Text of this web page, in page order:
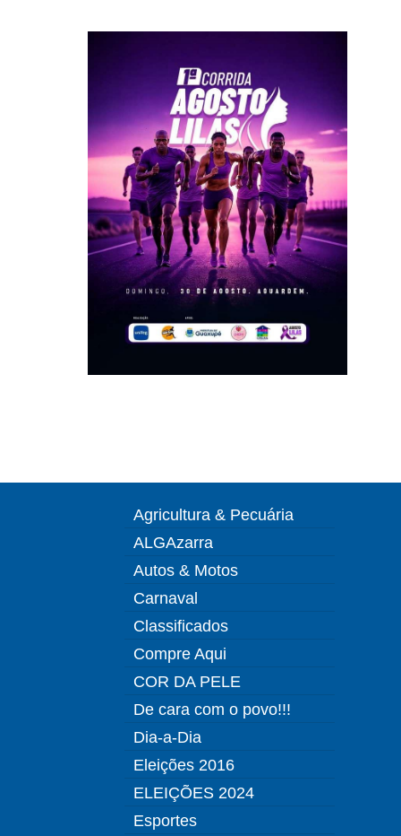
Agricultura & Pecuária
ALGAzarra
Autos & Motos
Carnaval
Classificados
Compre Aqui
COR DA PELE
De cara com o povo!!!
Dia-a-Dia
Eleições 2016
ELEIÇÕES 2024
Esportes